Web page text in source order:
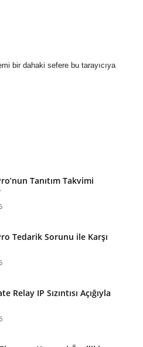
bir dahaki sefere bu tarayıcıya
Tanıtım Takvimi
Tedarik Sorunu ile Karşı
Relay IP Sızıntısı Açığıyla